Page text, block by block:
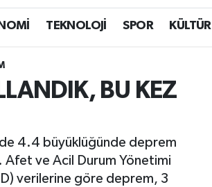
TEKNOLOJİ SPOR KÜLTÜR
BU KEZ
4.4 büyüklüğünde deprem
Afet ve Acil Durum Yönetimi
verilerine göre deprem, 3
Durumu ve Fikstür
Haberleri